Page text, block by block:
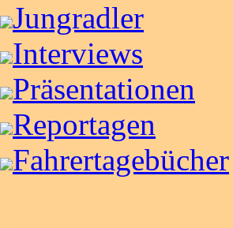
Jungradler
Interviews
Präsentationen
Reportagen
Fahrertagebücher